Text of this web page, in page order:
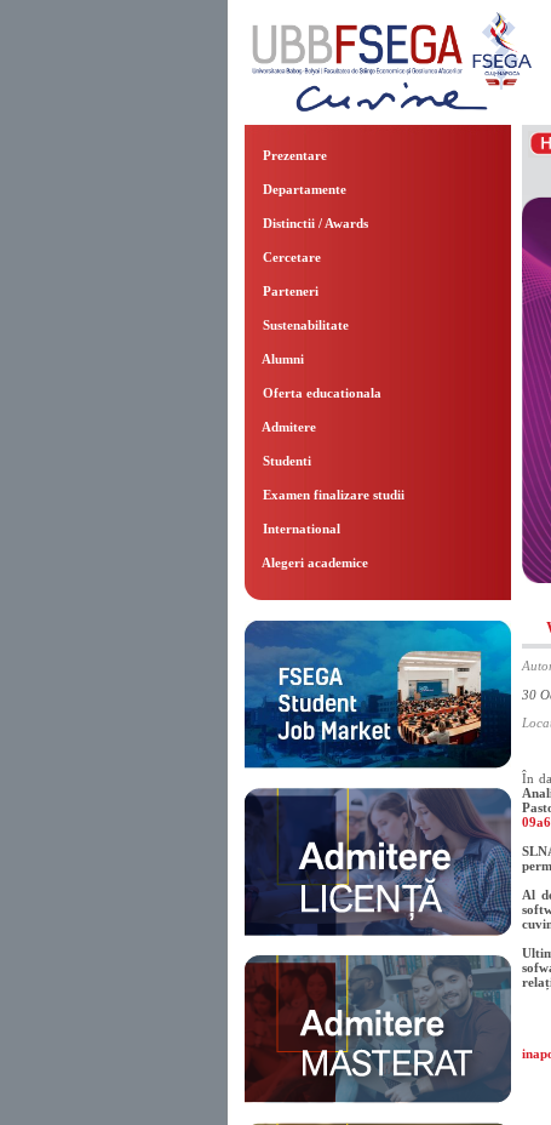
Prezentare
Departamente
Distinctii / Awards
Cercetare
Parteneri
Sustenabilitate
Alumni
Oferta educationala
Admitere
Studenti
Examen finalizare studii
International
Alegeri academice
30
În
Al